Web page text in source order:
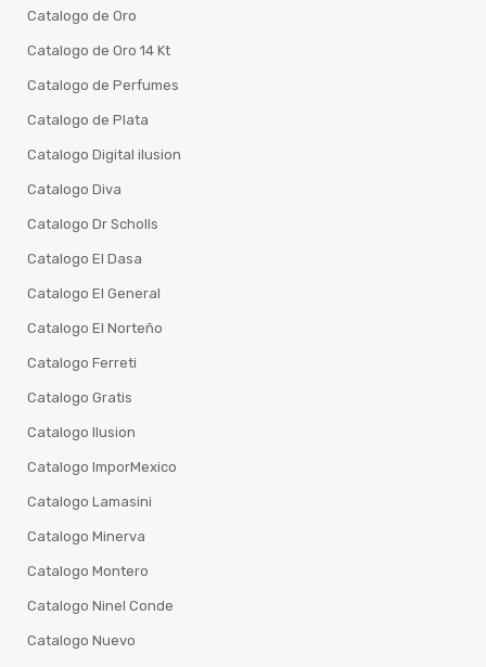
Catalogo de Oro
Catalogo de Oro 14 Kt
Catalogo de Perfumes
Catalogo de Plata
Catalogo Digital ilusion
Catalogo Diva
Catalogo Dr Scholls
Catalogo El Dasa
Catalogo El General
Catalogo El Norteño
Catalogo Ferreti
Catalogo Gratis
Catalogo Ilusion
Catalogo ImporMexico
Catalogo Lamasini
Catalogo Minerva
Catalogo Montero
Catalogo Ninel Conde
Catalogo Nuevo